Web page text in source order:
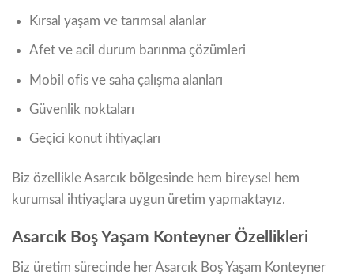
Kırsal yaşam ve tarımsal alanlar
Afet ve acil durum barınma çözümleri
Mobil ofis ve saha çalışma alanları
Güvenlik noktaları
Geçici konut ihtiyaçları
Biz özellikle Asarcık bölgesinde hem bireysel hem
kurumsal ihtiyaçlara uygun üretim yapmaktayız.
Asarcık Boş Yaşam Konteyner Özellikleri
Biz üretim sürecinde her Asarcık Boş Yaşam Konteyner